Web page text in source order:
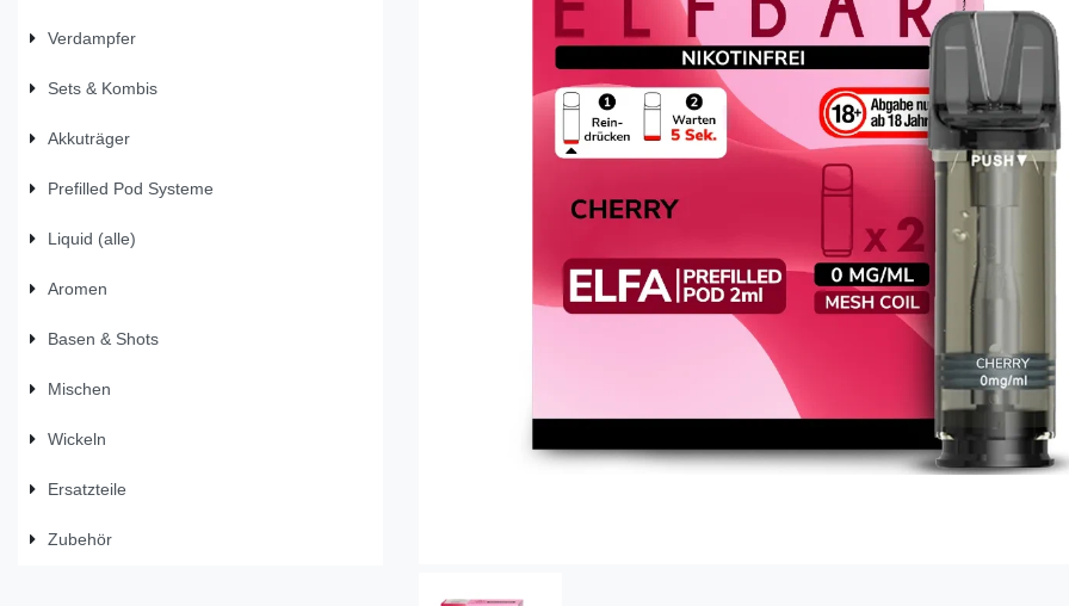
Verdampfer
Sets & Kombis
Akkuträger
Prefilled Pod Systeme
Liquid (alle)
Aromen
Basen & Shots
Mischen
Wickeln
Ersatzteile
Zubehör